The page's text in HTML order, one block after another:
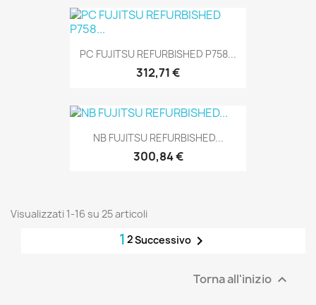
PC FUJITSU REFURBISHED P758...
312,71 €
NB FUJITSU REFURBISHED...
300,84 €
Visualizzati 1-16 su 25 articoli
1 2Successivo
Torna all'inizio 